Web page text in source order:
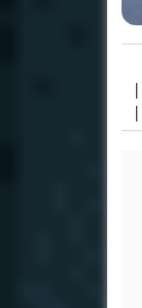
|
|